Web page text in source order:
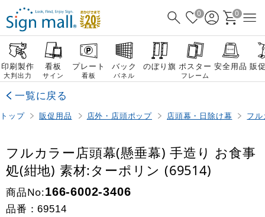
0 0
印刷製作
大判出力
看板
サイン
プレート
看板
バック
パネル
のぼり旗 ポスター
フレーム
安全用品 販
一覧に戻る
トップ 販促用品 店外・店頭ポップ 店頭幕・日除け幕 フ
フルカラー店頭幕(懸垂幕) 手造り お食事
処(紺地) 素材:ターポリン (69514)
商品No:166-6002-3406
品番：69514